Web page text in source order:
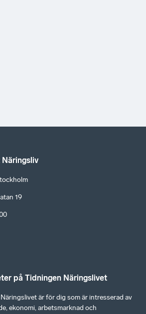
19
på Tidningen Näringslivet
är för dig som är intresserad av
ekonomi, arbetsmarknad och